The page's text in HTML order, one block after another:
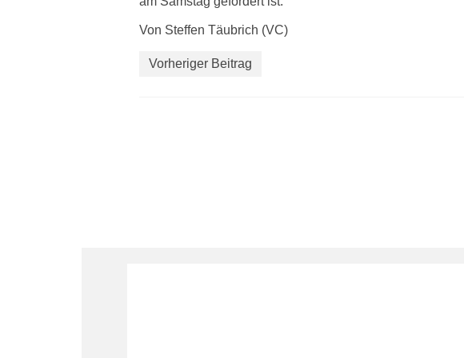
Von Steffen Täubrich (VC)
Vorheriger Beitrag